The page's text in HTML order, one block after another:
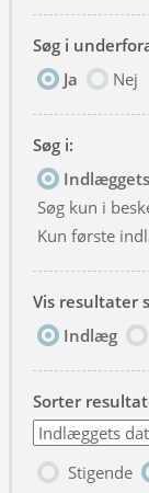
Søg i
Ja
Nej
Søg i:
Søg kun i
Kun første
Vis resultater
Indlæg
Sorter
Stigende